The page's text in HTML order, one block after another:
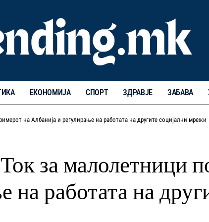
ЕКОНОМИЈА СПОРТ ЗДРАВЈЕ ЗАБАВА
на Албанија и регулирање на работата на другите социјални мрежи
за малолетници
на работата на